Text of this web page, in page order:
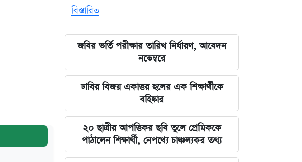
বিস্তারিত
জবির ভর্তি পরীক্ষার তারিখ নির্ধারণ, আবেদন
নভেম্বরে
ঢাবির বিজয় একাত্তর হলের এক শিক্ষার্থীকে
বহিষ্কার
২০ ছাত্রীর আপত্তিকর ছবি তুলে প্রেমিককে
পাঠালেন শিক্ষার্থী, নেপথ্যে চাঞ্চল্যকর তথ্য